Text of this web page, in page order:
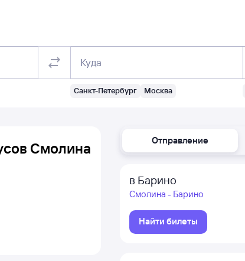
Куда
Санкт-Петербург Москва
Отправление
в Барино
Смолина - Барино
Найти билеты
Смолина